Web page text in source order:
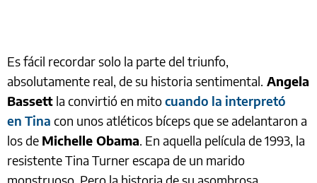
Es fácil recordar solo la parte del triunfo,
absolutamente real, de su historia sentimental. Angela
Bassett la convirtió en mitocuando la interpretó
en Tina con unos atléticos bíceps que se adelantaron a
los de Michelle Obama. En aquella película de 1993, la
resistente Tina Turner escapa de un marido